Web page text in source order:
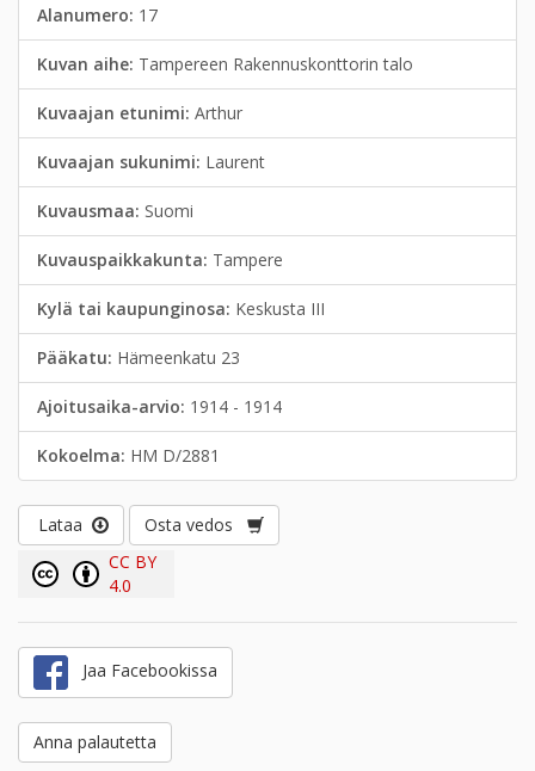
Alanumero: 17
Kuvan aihe: Tampereen Rakennuskonttorin talo
Kuvaajan etunimi: Arthur
Kuvaajan sukunimi: Laurent
Kuvausmaa: Suomi
Kuvauspaikkakunta: Tampere
Kylä tai kaupunginosa: Keskusta III
Pääkatu: Hämeenkatu 23
Ajoitusaika-arvio: 1914 - 1914
Kokoelma: HM D/2881
Lataa
Osta vedos
CC BY
4.0
Jaa Facebookissa
Anna palautetta